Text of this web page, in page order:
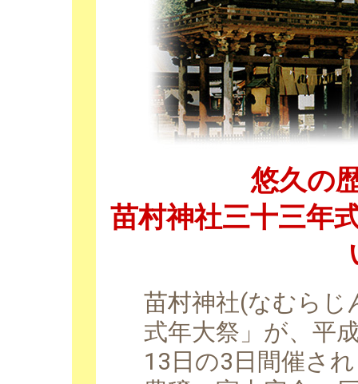
悠久の
苗村神社三十三年
苗村神社(なむらじ
式年大祭」が、平
13日の3日間催さ